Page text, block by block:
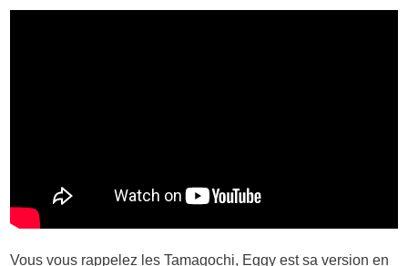
Vous vous rappelez les Tamagochi, Eggy est sa version en